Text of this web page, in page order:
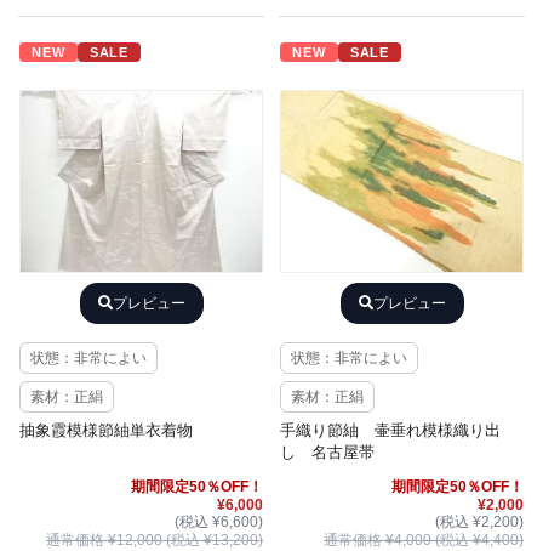
NEW SALE
プレビュー
状態：非常によい
素材：正絹
抽象霞模様節紬単衣着物
期間限定50％OFF！
¥6,000
(税込 ¥6,600)
通常価格 ¥12,000 (税込 ¥13,200)
NEW SALE
プレビュー
状態：非常によい
素材：正絹
手織り節紬 壷垂れ模様織り出
し 名古屋帯
期間限定50％OFF！
¥2,000
(税込 ¥2,200)
通常価格 ¥4,000 (税込 ¥4,400)